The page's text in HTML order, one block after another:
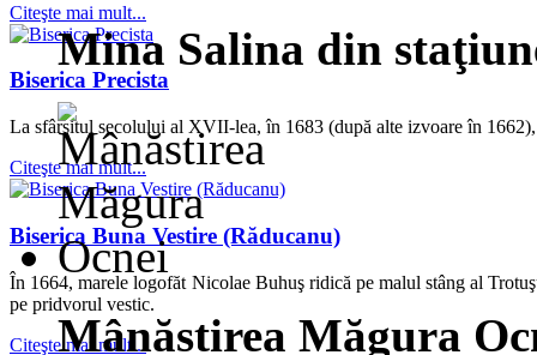
Citeşte mai mult...
Biserica Precista
La sfârşitul secolului al XVII-lea, în 1683 (după alte izvoare în
Citeşte mai mult...
Biserica Buna Vestire (Răducanu)
În 1664, marele logofăt Nicolae Buhuş ridică pe malul stâng al
pe pridvorul vestic.
Citeşte mai mult...
Mina Salina din
Mânăstirea Măgura